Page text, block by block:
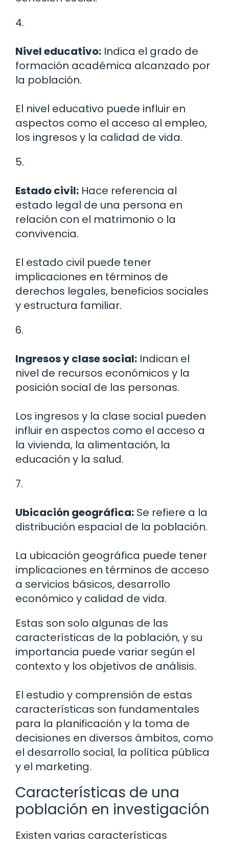
4.
Nivel educativo: Indica el grado de
formación académica alcanzado por
la población.
El nivel educativo puede influir en
aspectos como el acceso al empleo,
los ingresos y la calidad de vida.
5.
Estado civil: Hace referencia al
estado legal de una persona en
relación con el matrimonio o la
convivencia.
El estado civil puede tener
implicaciones en términos de
derechos legales, beneficios sociales
y estructura familiar.
6.
Ingresos y clase social: Indican el
nivel de recursos económicos y la
posición social de las personas.
Los ingresos y la clase social pueden
influir en aspectos como el acceso a
la vivienda, la alimentación, la
educación y la salud.
7.
Ubicación geográfica: Se refiere a la
distribución espacial de la población.
La ubicación geográfica puede tener
implicaciones en términos de acceso
a servicios básicos, desarrollo
económico y calidad de vida.
Estas son solo algunas de las
características de la población, y su
importancia puede variar según el
contexto y los objetivos de análisis.
El estudio y comprensión de estas
características son fundamentales
para la planificación y la toma de
decisiones en diversos ámbitos, como
el desarrollo social, la política pública
y el marketing.
Características de una
población en investigación
Existen varias características